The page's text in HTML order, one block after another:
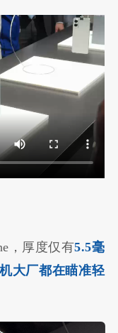
，厚度仅有5.5毫
大厂都在瞄准轻